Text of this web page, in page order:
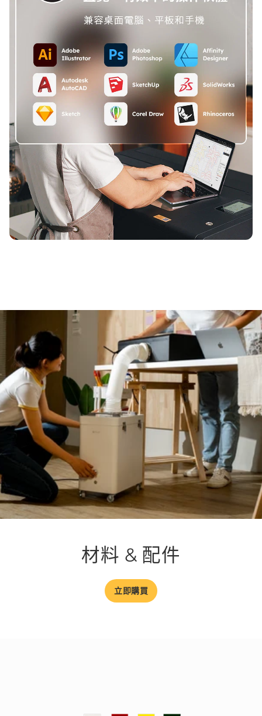
材料 & 配件
立即購買